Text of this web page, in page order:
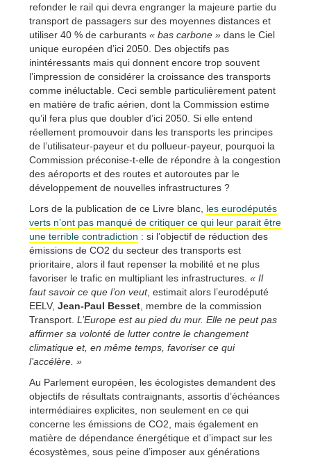
refonder le rail qui devra engranger la majeure partie du
transport de passagers sur des moyennes distances et
utiliser 40 % de carburants « bas carbone » dans le Ciel
unique européen d’ici 2050. Des objectifs pas
inintéressants mais qui donnent encore trop souvent
l’impression de considérer la croissance des transports
comme inéluctable. Ceci semble particulièrement patent
en matière de trafic aérien, dont la Commission estime
qu’il fera plus que doubler d’ici 2050. Si elle entend
réellement promouvoir dans les transports les principes
de l’utilisateur-payeur et du pollueur-payeur, pourquoi la
Commission préconise-t-elle de répondre à la congestion
des aéroports et des routes et autoroutes par le
développement de nouvelles infrastructures ?
Lors de la publication de ce Livre blanc, les eurodéputés
verts n’ont pas manqué de critiquer ce qui leur parait être
une terrible contradiction : si l’objectif de réduction des
émissions de CO2 du secteur des transports est
prioritaire, alors il faut repenser la mobilité et ne plus
favoriser le trafic en multipliant les infrastructures. « Il
faut savoir ce que l’on veut, estimait alors l’eurodéputé
EELV, Jean-Paul Besset , membre de la commission
Transport. L’Europe est au pied du mur. Elle ne peut pas
affirmer sa volonté de lutter contre le changement
climatique et, en même temps, favoriser ce qui
l’accélère. »
Au Parlement européen, les écologistes demandent des
objectifs de résultats contraignants, assortis d’échéances
intermédiaires explicites, non seulement en ce qui
concerne les émissions de CO2, mais également en
matière de dépendance énergétique et d’impact sur les
écosystèmes, sous peine d’imposer aux générations